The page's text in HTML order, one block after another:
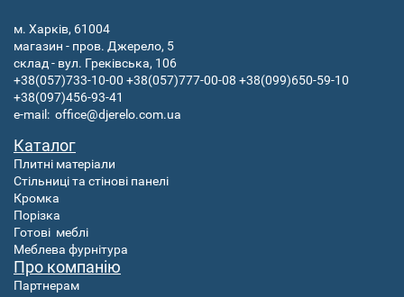
м. Харків, 61004
магазин - пров. Джерело, 5
склад - вул. Греківська, 106
+38(057)733-10-00 +38(057)777-00-08 +38(099)650-59-10
+38(097)456-93-41
e-mail: office@djerelo.com.ua
Каталог
Плитні матеріали
Стільниці та стінові панелі
Кромка
Порізка
Готові меблі
Меблева фурнітура
Про компанію
Партнерам